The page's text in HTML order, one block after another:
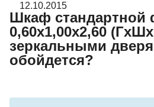
12.10.2015
Шкаф
0,60х1,00х2,60
зеркальными
обойдется?